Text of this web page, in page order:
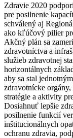
Zdravie 2020
pre posilnenie
schválený aj
ako kľúčový pilier
Akčný plán sa
zdravotníctva a
služieb zdravotnej
horizontálnych
aby sa stal
zdravotnícke
stratégie a aktivity
Dosiahnuť lepšie
posilnenie funkcií
inštitucionálnych
ochranu zdravia,